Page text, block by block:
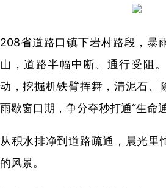
208省道路口镇下岩村路段，暴
山，道路半幅中断、通行受阻
动，挖掘机铁臂挥舞，清泥石、
雨歇窗口期，争分夺秒打通“生命通
从积水排净到道路疏通，晨光里
的风景。